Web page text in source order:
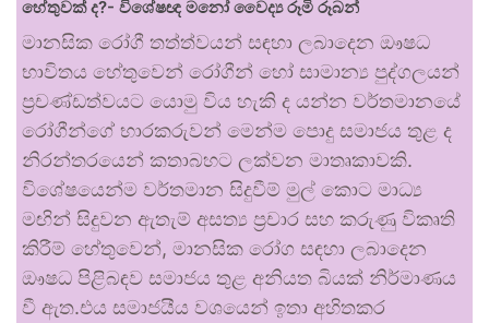
හේතුවක් ද?- විශේෂඥ මනෝ වෛද්‍ය රූමි රූබන්
මානසික රෝගී තත්ත්වයන් සඳහා ලබාදෙන ඖෂධ
භාවිතය හේතුවෙන් රෝගීන් හෝ සාමාන්‍ය පුද්ගලයන්
ප්‍රචණ්ඩත්වයට යොමු විය හැකි ද යන්න වර්තමානයේ
රෝගීන්ගේ භාරකරුවන් මෙන්ම පොදු සමාජය තුළ ද
නිරන්තරයෙන් කතාබහට ලක්වන මාතෘකාවකි.
විශේෂයෙන්ම වර්තමාන සිදුවීම් මුල් කොට මාධ්‍ය
මඟින් සිදුවන ඇතැම් අසත්‍ය ප්‍රචාර සහ කරුණු විකෘති
කිරීම් හේතුවෙන්, මානසික රෝග සඳහා ලබාදෙන
ඖෂධ පිළිබඳව සමාජය තුළ අනියත බියක් නිර්මාණය
වී ඇත.එය සමාජයීය වශයෙන් ඉතා අහිතකර